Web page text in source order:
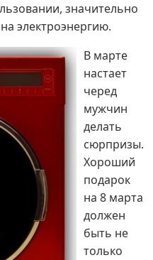
значительно
электроэнергию.
В марте
настает
черед
мужчин
делать
сюрпризы.
Хороший
подарок
на 8 марта
должен
быть не
только